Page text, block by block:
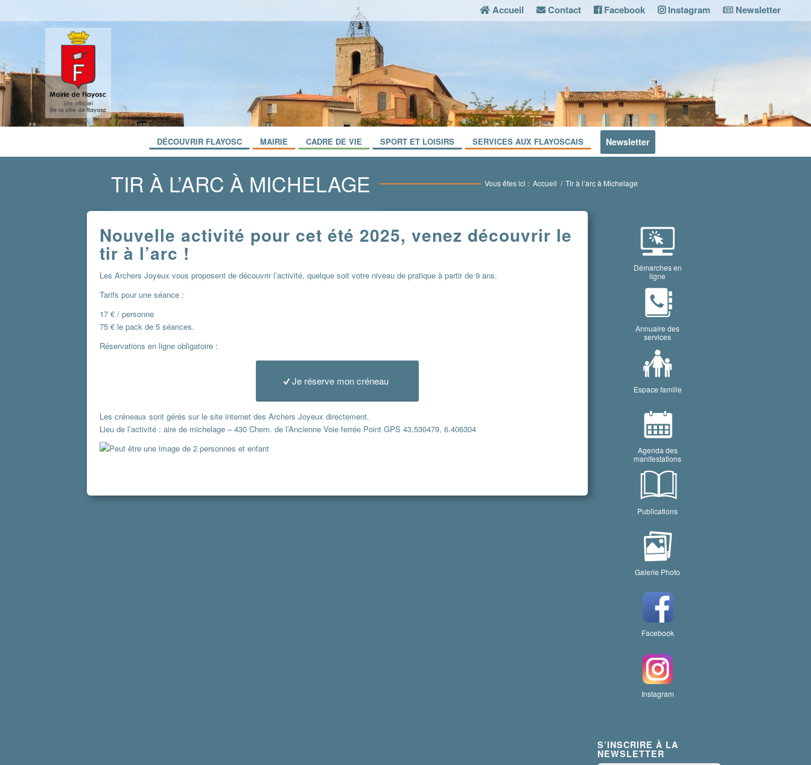
Accueil Contact Facebook Instagram Newsletter
DÉCOUVRIR FLAYOSC MAIRIE CADRE DE VIE SPORT ET LOISIRS SERVICES AUX FLAYOSCAIS Newsletter
TIR À L’ARC À MICHELAGE Vous êtes ici : Accueil / Tir à l’arc à Michelage
Nouvelle activité pour cet été 2025, venez découvrir le
tir à l’arc !
Les Archers Joyeux vous proposent de découvrir l’activité, quelque soit votre niveau de pratique à partir de 9 ans.
Tarifs pour une séance :
17 € / personne
75 € le pack de 5 séances.
Réservations en ligne obligatoire :
Je réserve mon créneau
Les créneaux sont gérés sur le site internet des Archers Joyeux directement.
Lieu de l’activité : aire de michelage – 430 Chem. de l’Ancienne Voie ferrée Point GPS 43.530479, 6.406304
Démarches en
ligne
Annuaire des
services
Espace famille
Agenda des
manifestations
Publications
Galerie Photo
Facebook
Instagram
S’INSCRIRE À LA
NEWSLETTER